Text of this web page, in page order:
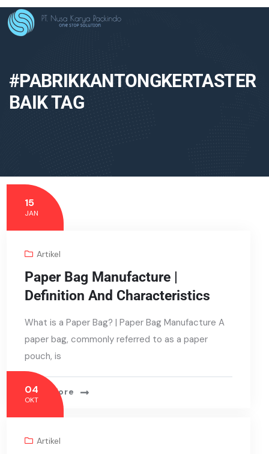
#PABRIKKANTONGKERTASTER
BAIK TAG
15
JAN
Artikel
Paper Bag Manufacture |
Definition And Characteristics
What is a Paper Bag? | Paper Bag Manufacture A
paper bag, commonly referred to as a paper
pouch, is
Read More
04
OKT
Artikel